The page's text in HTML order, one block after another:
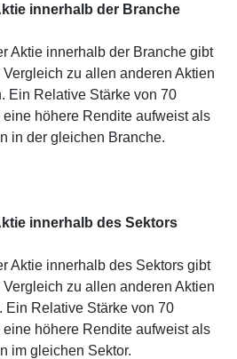
innerhalb der Branche
Aktie innerhalb der Branche gibt
zu allen anderen Aktien
Ein Relative Stärke von 70
eine höhere Rendite aufweist als
in der gleichen Branche.
innerhalb des Sektors
Aktie innerhalb des Sektors gibt
zu allen anderen Aktien
Ein Relative Stärke von 70
eine höhere Rendite aufweist als
im gleichen Sektor.